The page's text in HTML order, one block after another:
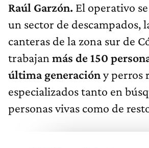
Raúl Garzón. El operativo
un sector de descampados,
canteras de la zona sur de
trabajan más de 150
última generacióny perros
especializados tanto en
personas vivas como de